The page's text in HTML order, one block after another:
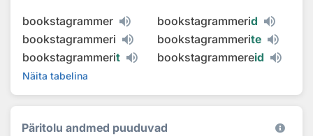
bookstagrammer bookstagrammerid
bookstagrammeri
bookstagrammerite
bookstagrammerit bookstagrammereid
Näita tabelina
Päritolu andmed puuduvad